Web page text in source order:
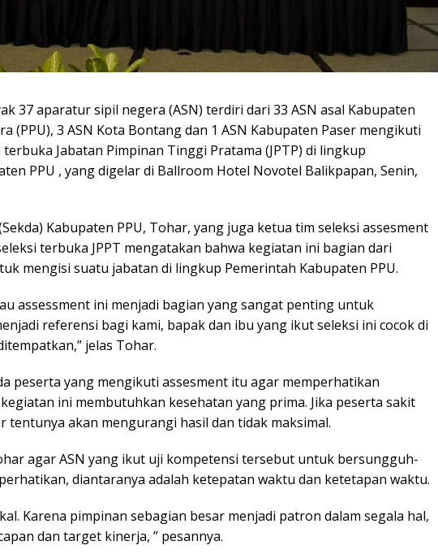
37 aparatur sipil negera (ASN) terdiri dari 33 ASN asal Kabupaten
(PPU), 3 ASN Kota Bontang dan 1 ASN Kabupaten Paser mengikuti
Jabatan Pimpinan Tinggi Pratama (JPTP) di lingkup
PPU , yang digelar di Ballroom Hotel Novotel Balikpapan, Senin,
Kabupaten PPU, Tohar, yang juga ketua tim seleksi assesment
terbuka JPPT mengatakan bahwa kegiatan ini bagian dari
mengisi suatu jabatan di lingkup Pemerintah Kabupaten PPU.
assessment ini menjadi bagian yang sangat penting untuk
referensi bagi kami, bapak dan ibu yang ikut seleksi ini cocok di
jelas Tohar.
peserta yang mengikuti assesment itu agar memperhatikan
ini membutuhkan kesehatan yang prima. Jika peserta sakit
tentunya akan mengurangi hasil dan tidak maksimal.
agar ASN yang ikut uji kompetensi tersebut untuk bersungguh-
diantaranya adalah ketepatan waktu dan ketetapan waktu.
Karena pimpinan sebagian besar menjadi patron dalam segala hal,
dan target kinerja, ” pesannya.